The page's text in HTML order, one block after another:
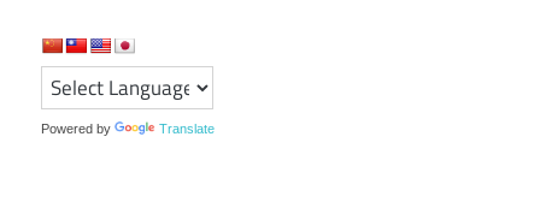
シ
ョ
ン
Powered by Translate